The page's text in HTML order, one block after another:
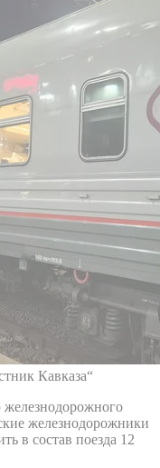
Кавказа“
железнодорожного
железнодорожники
в состав поезда 12